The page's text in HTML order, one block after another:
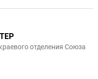
отделения Союза